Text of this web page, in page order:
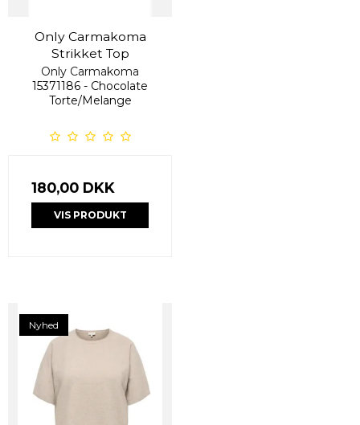
Only Carmakoma
Strikket Top
Only Carmakoma
15371186 - Chocolate
Torte/Melange
180,00 DKK
VIS PRODUKT
Nyhed